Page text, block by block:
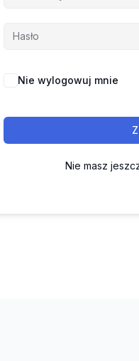
Nie wylogowuj mnie
Nie masz